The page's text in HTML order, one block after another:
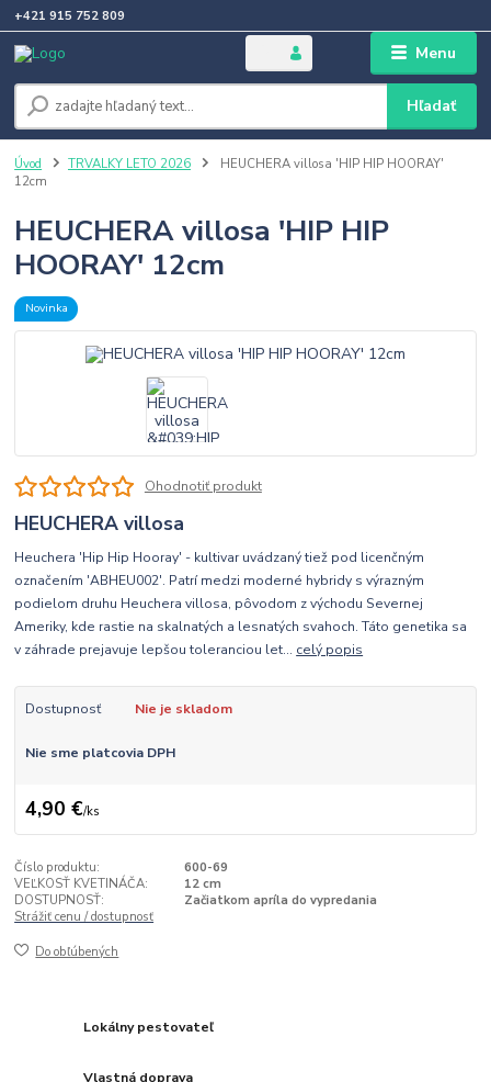
Menu
Hľadať
+421 915 752 809
Úvod TRVALKY LETO 2026
HEUCHERA villosa 'HIP HIP HOORAY'
12cm
HEUCHERA villosa 'HIP HIP
HOORAY' 12cm
Novinka
Ohodnotiť produkt
HEUCHERA villosa
Heuchera 'Hip Hip Hooray' - kultivar uvádzaný tiež pod licenčným
označením 'ABHEU002'. Patrí medzi moderné hybridy s výrazným
podielom druhu Heuchera villosa, pôvodom z východu Severnej
Ameriky, kde rastie na skalnatých a lesnatých svahoch. Táto genetika sa
v záhrade prejavuje lepšou toleranciou let... celý popis
Dostupnosť Nie je skladom
Nie sme platcovia DPH
4,90 €/ks
Číslo produktu:
600-69
VEĽKOSŤ KVETINÁČA:
12 cm
DOSTUPNOSŤ:
Začiatkom apríla do vypredania
Strážiť cenu / dostupnosť
Do obľúbených
Lokálny pestovateľ
Vlastná doprava